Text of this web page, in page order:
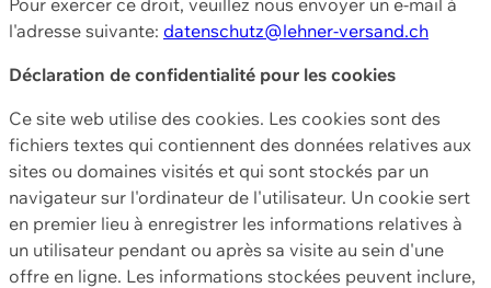
l'adresse suivante: datenschutz@lehner-versand.ch
Déclaration de confidentialité pour les cookies
Ce site web utilise des cookies. Les cookies sont des
fichiers textes qui contiennent des données relatives aux
sites ou domaines visités et qui sont stockés par un
navigateur sur l'ordinateur de l'utilisateur. Un cookie sert
en premier lieu à enregistrer les informations relatives à
un utilisateur pendant ou après sa visite au sein d'une
offre en ligne. Les informations stockées peuvent inclure,